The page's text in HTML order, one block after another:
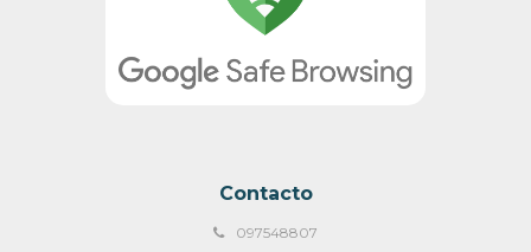
Contacto
097548807